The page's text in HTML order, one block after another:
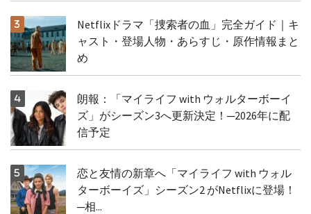
Netflixドラマ「捜索者の血」完全ガイド｜キ
ャスト・登場人物・あらすじ・原作情報まと
め
朗報：「マイライフ with ウォルターボーイ
ズ」がシーズン3へ更新決定！─2026年に配
信予定
恋と友情の新章へ「マイライフ with ウォル
ターボーイズ」シーズン2 がNetflixに登場！
─相...